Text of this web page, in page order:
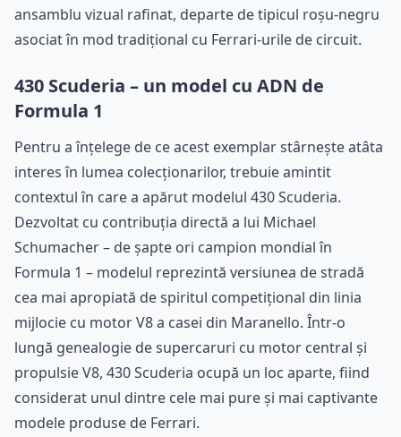
ansamblu vizual rafinat, departe de tipicul roșu-negru
asociat în mod tradițional cu Ferrari-urile de circuit.
430 Scuderia – un model cu ADN de
Formula 1
Pentru a înțelege de ce acest exemplar stârnește atâta
interes în lumea colecționarilor, trebuie amintit
contextul în care a apărut modelul 430 Scuderia.
Dezvoltat cu contribuția directă a lui Michael
Schumacher – de șapte ori campion mondial în
Formula 1 – modelul reprezintă versiunea de stradă
cea mai apropiată de spiritul competițional din linia
mijlocie cu motor V8 a casei din Maranello. Într-o
lungă genealogie de supercaruri cu motor central și
propulsie V8, 430 Scuderia ocupă un loc aparte, fiind
considerat unul dintre cele mai pure și mai captivante
modele produse de Ferrari.